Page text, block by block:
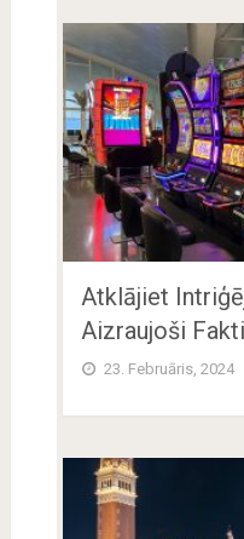
Atklājiet
Aizraujoši Fakti
23. Februāris, 2024